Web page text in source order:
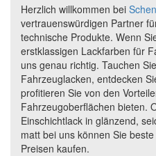
Herzlich willkommen bei
vertrauenswürdigen Partner
technische Produkte. Wenn
erstklassigen Lackfarben für
uns genau richtig. Tauchen
Fahrzeuglacken, entdecken
profitieren Sie von den
Fahrzeugoberflächen bieten.
Einschichtlack in glänzend,
matt bei uns können Sie
Preisen kaufen.